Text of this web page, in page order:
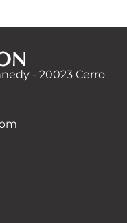
- 20023 Cerro